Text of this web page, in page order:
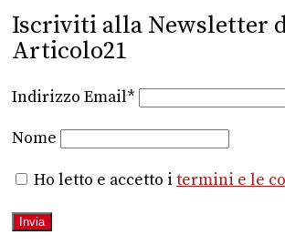
Iscriviti alla Newsletter
Articolo21
Indirizzo Email*
Nome
Ho letto e accetto i termini e le